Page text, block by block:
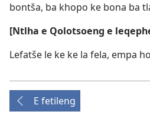
bontša, ba khopo ke bona ba
[Ntlha e Qolotsoeng e
Lefatše le ke ke la fela, empa
E fetileng